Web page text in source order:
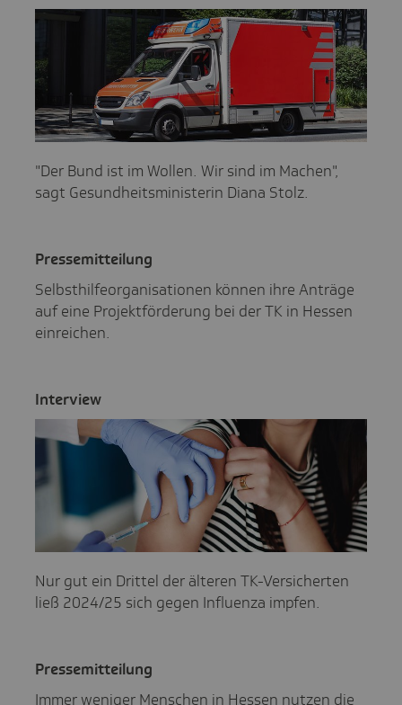
"Der Bund ist im Wollen. Wir sind im Machen",
sagt Gesundheitsministerin Diana Stolz.
Pres­se­mit­tei­lung
Selbsthilfeorganisationen können ihre Anträge
auf eine Projektförderung bei der TK in Hessen
einreichen.
Inter­view
Nur gut ein Drittel der älteren TK-Versicherten
ließ 2024/25 sich gegen Influenza impfen.
Pres­se­mit­tei­lung
Immer weniger Menschen in Hessen nutzen die